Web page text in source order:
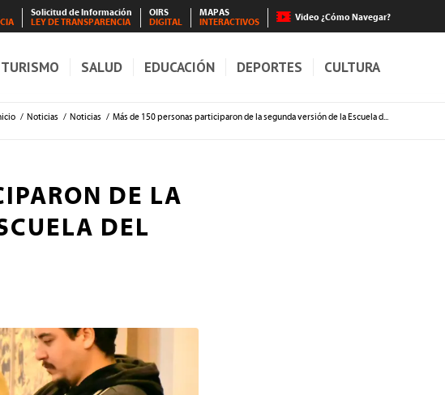
Solicitud de Información
LEY DE TRANSPARENCIA
OIRS
DIGITAL
MAPAS
INTERACTIVOS
Video ¿Cómo Navegar?
TURISMO SALUD EDUCACIÓN DEPORTES CULTURA
/ Noticias / Noticias / Más de 150 personas participaron de la segunda versión de la Escuela d...
DE LA
DEL